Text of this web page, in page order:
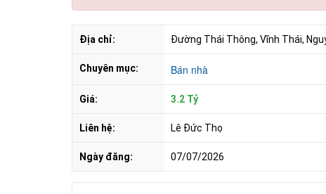
Địa chỉ: Đường Thái Thông, Vĩnh Thái,
Chuyên mục: Bán nhà
Giá: 3.2 Tỷ
Liên hệ: Lê Đức Thọ
Ngày đăng: 07/07/2026